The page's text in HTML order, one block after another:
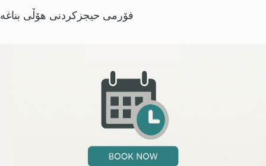
فۆرمی حیجزکردنی هۆڵی بناغە